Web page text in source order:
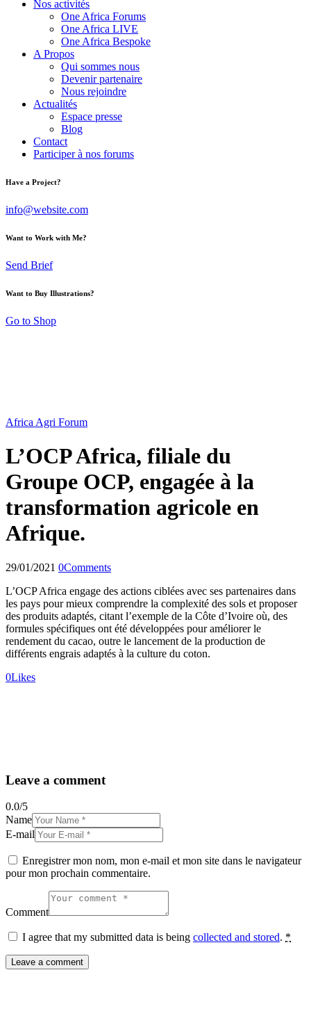
Nos activités
One Africa Forums
One Africa LIVE
One Africa Bespoke
A Propos
Qui sommes nous
Devenir partenaire
Nous rejoindre
Actualités
Espace presse
Blog
Contact
Participer à nos forums
Have a Project?
info@website.com
Want to Work with Me?
Send Brief
Want to Buy Illustrations?
Go to Shop
Africa Agri Forum
L’OCP Africa, filiale du
Groupe OCP, engagée à la
transformation agricole en
Afrique.
29/01/2021 0Comments
L’OCP Africa engage des actions ciblées avec ses partenaires dans
les pays pour mieux comprendre la complexité des sols et proposer
des produits adaptés, citant l’exemple de la Côte d’Ivoire où, des
formules spécifiques ont été développées pour améliorer le
rendement du cacao, outre le lancement de la production de
différents engrais adaptés à la culture du coton.
0Likes
Leave a comment
0.0/5
Name
E-mail
Enregistrer mon nom, mon e-mail et mon site dans le navigateur
pour mon prochain commentaire.
Comment
I agree that my submitted data is being collected and stored. *